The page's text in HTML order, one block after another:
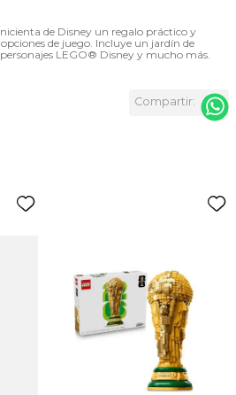
de Disney un regalo práctico y
de juego. Incluye un jardín de
LEGO® Disney y mucho más.